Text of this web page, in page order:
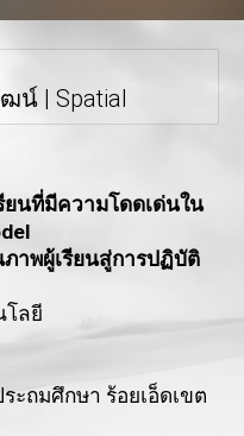
น์ | Spatial
ยนที่มีความโดดเด่นใน
าพผู้เรียนสู่การปฏิบัติ
โลยี
ะถมศึกษา ร้อยเอ็ดเขต